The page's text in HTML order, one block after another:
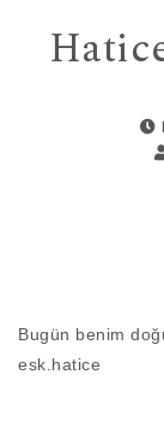
Bugün benim
esk.hatice